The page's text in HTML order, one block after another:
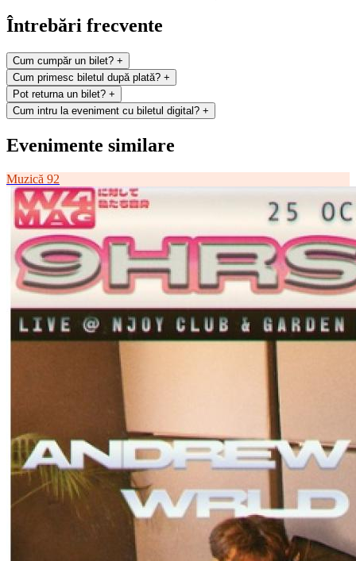
Întrebări frecvente
Cum cumpăr un bilet? +
Cum primesc biletul după plată? +
Pot returna un bilet? +
Cum intru la eveniment cu biletul digital? +
Evenimente similare
Muzică 92